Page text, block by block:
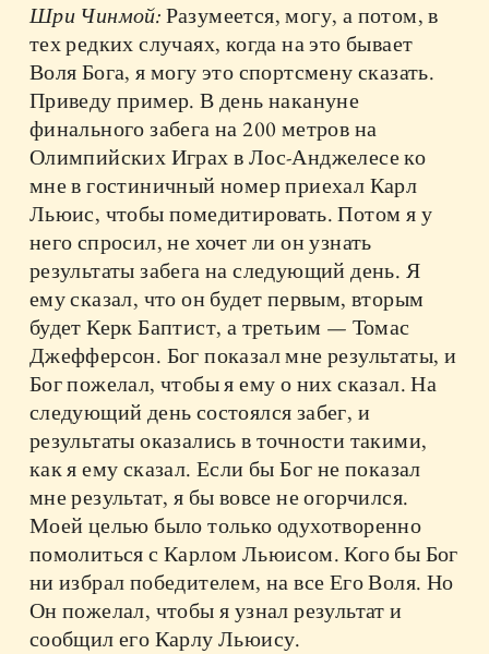
Шри Чинмой:Разумеется, могу, а потом, в
тех редких случаях, когда на это бывает
Воля Бога, я могу это спортсмену сказать.
Приведу пример. В день накануне
финального забега на 200 метров на
Олимпийских Играх в Лос-Анджелесе ко
мне в гостиничный номер приехал Карл
Льюис, чтобы помедитировать. Потом я у
него спросил, не хочет ли он узнать
результаты забега на следующий день. Я
ему сказал, что он будет первым, вторым
будет Керк Баптист, а третьим — Томас
Джефферсон. Бог показал мне результаты, и
Бог пожелал, чтобы я ему о них сказал. На
следующий день состоялся забег, и
результаты оказались в точности такими,
как я ему сказал. Если бы Бог не показал
мне результат, я бы вовсе не огорчился.
Моей целью было только одухотворенно
помолиться с Карлом Льюисом. Кого бы Бог
ни избрал победителем, на все Его Воля. Но
Он пожелал, чтобы я узнал результат и
сообщил его Карлу Льюису.